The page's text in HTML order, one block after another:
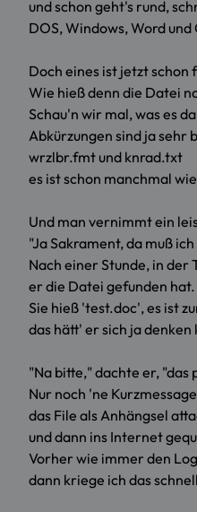
und schon geht's rund,
DOS, Windows, Word und
Doch eines ist jetzt schon
Wie hieß denn die Datei
Schau'n wir mal, was es
Abkürzungen sind ja sehr
wrzlbr.fmt und knrad.txt
es ist schon manchmal
Und man vernimmt ein
"Ja Sakrament, da muß
Nach einer Stunde, in der
er die Datei gefunden hat.
Sie hieß 'test.doc', es ist
das hätt' er sich ja denken
"Na bitte," dachte er, "das
Nur noch 'ne
das File als Anhängsel
und dann ins Internet
Vorher wie immer den
dann kriege ich das